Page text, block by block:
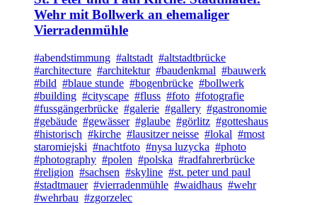
Wehr mit Bollwerk an ehemaliger
Vierradenmühle
#abendstimmung #altstadt #altstadtbrücke
#architecture #architektur #baudenkmal #bauwerk
#bild #blaue stunde #bogenbrücke #bollwerk
#building #cityscape #fluss #foto #fotografie
#fussgängerbrücke #galerie #gallery #gastronomie
#gebäude #gewässer #glaube #görlitz #gotteshaus
#historisch #kirche #lausitzer neisse #lokal #most
staromiejski #nachtfoto #nysa luzycka #photo
#photography #polen #polska #radfahrerbrücke
#religion #sachsen #skyline #st. peter und paul
#stadtmauer #vierradenmühle #waidhaus #wehr
#wehrbau #zgorzelec